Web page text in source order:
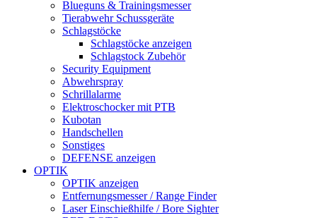
Blueguns & Trainingsmesser
Tierabwehr Schussgeräte
Schlagstöcke
Schlagstöcke anzeigen
Schlagstock Zubehör
Security Equipment
Abwehrspray
Schrillalarme
Elektroschocker mit PTB
Kubotan
Handschellen
Sonstiges
DEFENSE anzeigen
OPTIK
OPTIK anzeigen
Entfernungsmesser / Range Finder
Laser Einschießhilfe / Bore Sighter